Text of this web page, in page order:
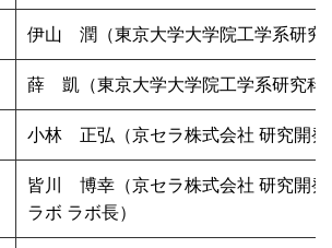
伊山 潤（東京大学大学院工学系研究
薛 凱（東京大学大学院工学系研究科
小林 正弘（京セラ株式会社 研究開
皆川 博幸（京セラ株式会社 研究開
ラボ ラボ長）